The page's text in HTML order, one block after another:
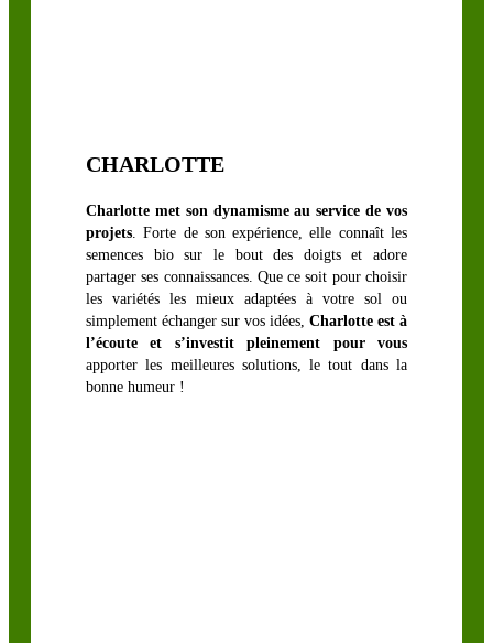
Trèfle blanc
d’Alexandrie
Trèfle hybride
Trèfle
incarnat
Trèfle lotier
Trèfle perse
CHARLOTTE
Charlotte met son dynamisme au service de vos
projets. Forte de son expérience, elle connaît les
semences bio sur le bout des doigts et adore
partager ses connaissances. Que ce soit pour choisir
les variétés les mieux adaptées à votre sol ou
simplement échanger sur vos idées, Charlotte est à
l’écoute et s’investit pleinement pour vous
apporter les meilleures solutions, le tout dans la
bonne humeur !